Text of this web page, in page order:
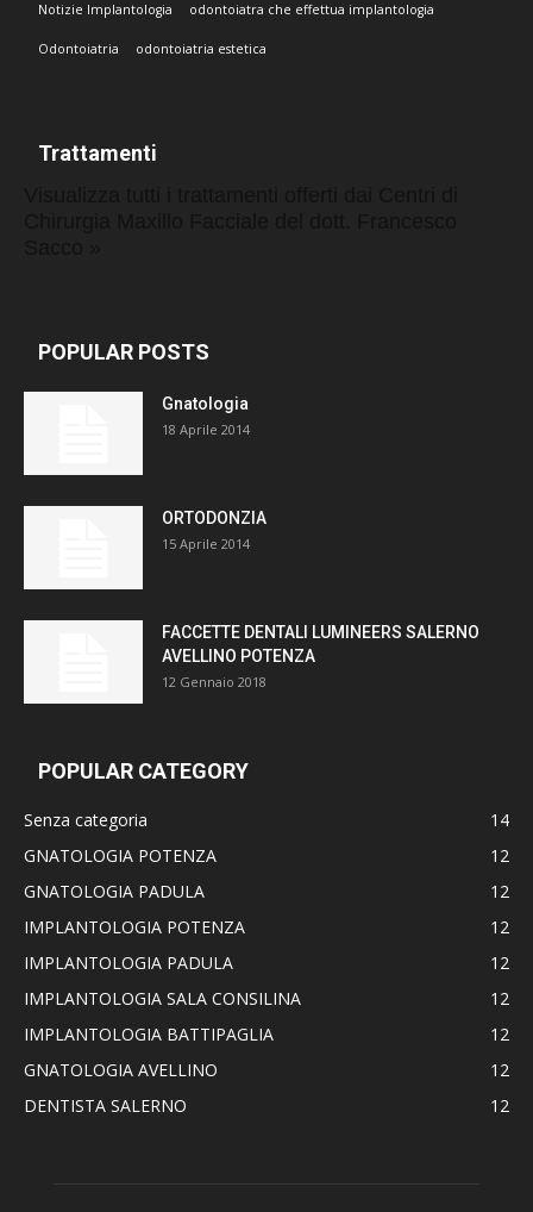
Notizie Implantologia odontoiatra che effettua implantologia
Odontoiatria odontoiatria estetica
Trattamenti
POPULAR POSTS
Gnatologia
18 Aprile 2014
ORTODONZIA
15 Aprile 2014
FACCETTE DENTALI LUMINEERS SALERNO
AVELLINO POTENZA
12 Gennaio 2018
POPULAR CATEGORY
Senza categoria
14
GNATOLOGIA POTENZA
12
GNATOLOGIA PADULA
12
IMPLANTOLOGIA POTENZA
12
IMPLANTOLOGIA PADULA
12
IMPLANTOLOGIA SALA CONSILINA
12
IMPLANTOLOGIA BATTIPAGLIA
12
GNATOLOGIA AVELLINO
12
DENTISTA SALERNO
12